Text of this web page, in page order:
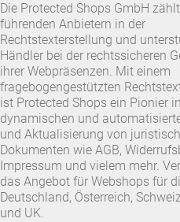
Die Protected Shops GmbH
führenden Anbietern in der
Rechtstexterstellung und
Händler bei der rechtssicheren
ihrer Webpräsenzen. Mit einem
fragebogengestützten
ist Protected Shops ein Pionier
dynamischen und
und Aktualisierung von
Dokumenten wie AGB,
Impressum und vielem mehr.
das Angebot für Webshops für
Deutschland, Österreich,
und UK.